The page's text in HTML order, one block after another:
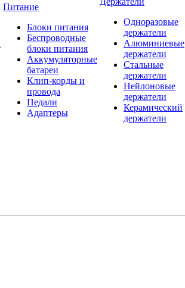
Питание
Блоки питания
Беспроводные
блоки питания
Аккумуляторные
батареи
Клип-корды и
провода
Педали
Адаптеры
Одноразовые
держатели
Алюминиевые
держатели
Стальные
держатели
Нейлоновые
держатели
Керамический
держатели